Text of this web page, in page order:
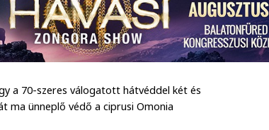
a 70-szeres válogatott hátvéddel két és
ma ünneplő védő a ciprusi Omonia